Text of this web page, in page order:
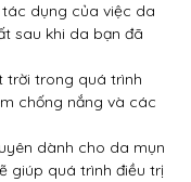
dụng của việc da
sau khi da bạn đã
trời trong quá trình
chống nắng và các
dành cho da mụn
giúp quá trình điều trị